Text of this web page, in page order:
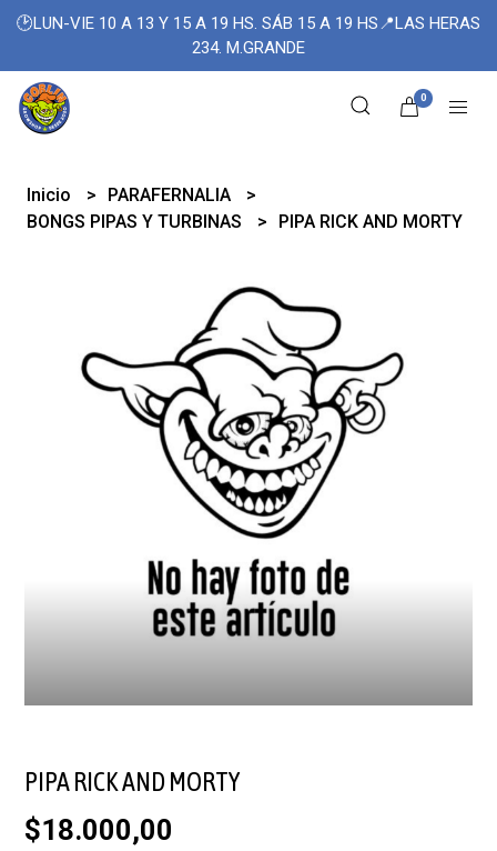
🕑LUN-VIE 10 A 13 Y 15 A 19 HS. SÁB 15 A 19 HS📍LAS HERAS
234. M.GRANDE
0
Inicio
PARAFERNALIA
BONGS PIPAS Y TURBINAS
PIPA RICK AND MORTY
PIPA RICK AND MORTY
$18.000,00